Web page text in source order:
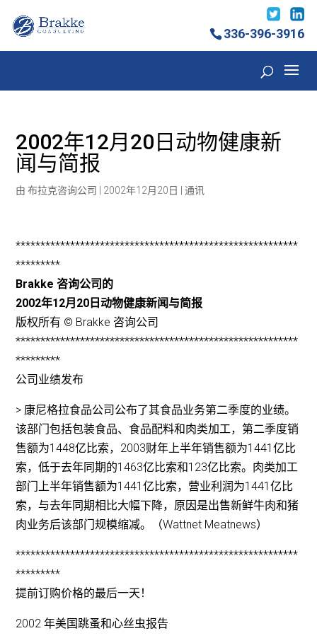
336-396-3916
2002年12月20日动物健康新
闻与简报
由布拉克咨询公司 2002年12月20日 |通讯
*********************************************************
*********
Brakke 咨询公司的
2002年12月20日动物健康新闻与简报
版权所有 © Brakke 咨询公司
*********************************************************
*********
公司业绩发布
> 康尼格拉食品公司公布了其食品业务第二季度的业绩。
该部门包括包装食品、食品配料和肉类加工，第二季度销
售额为1448亿比索，2003财年上半年销售额为1441亿比
索，低于去年同期的1463亿比索和123亿比索。肉类加工
部门上半年销售额为1441亿比索，营业利润为1441亿比
索，与去年同期相比大幅下降，原因是出售新鲜牛肉和猪
肉业务后该部门规模缩减。（Wattnet Meatnews）
*********************************************************
*********
提前订购价格的最后一天！
2002 年美国跳蚤和心丝虫报告